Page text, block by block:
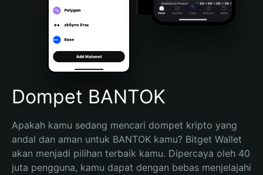
Português (Brasil)
Español (Argentina)
Dompet BANTOK
Apakah kamu sedang mencari dompet kripto yang
andal dan aman untuk BANTOK kamu? Bitget Wallet
akan menjadi pilihan terbaik kamu. Dipercaya oleh 40
juta pengguna, kamu dapat dengan bebas menjelajahi